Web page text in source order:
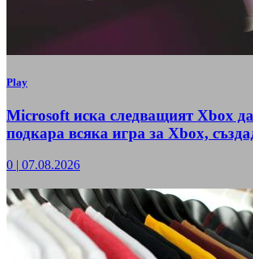
Play
Microsoft иска следващият Xbox
подкара всяка игра за Xbox,
0 | 07.08.2026